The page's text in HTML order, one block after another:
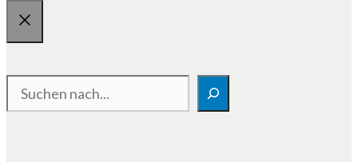
Schliessen
Suchen